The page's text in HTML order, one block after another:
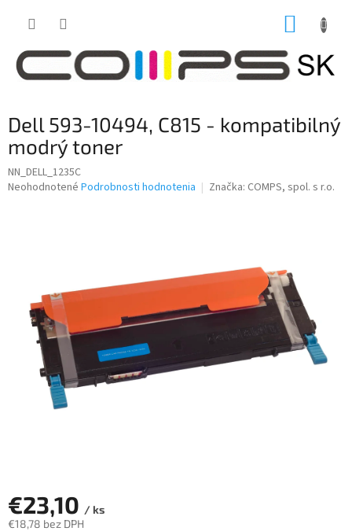
Dell 593-10494, C815 - kompatibilný
modrý toner
NN_DELL_1235C
Priemerné
hviezdičiek.
Neohodnotené Podrobnosti hodnotenia Značka: COMPS, spol. s r.o.
€23,10 / ks
€18,78 bez DPH